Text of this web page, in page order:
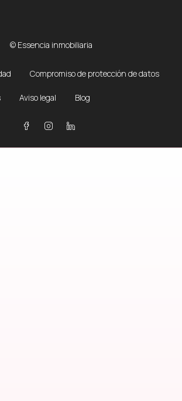
© Essencia inmobiliaria
Compromiso de protección de datos
Aviso legal Blog